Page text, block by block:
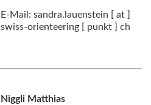
E-Mail: sandra.lauenstein [ at ]
swiss-orienteering [ punkt ] ch
Niggli Matthias